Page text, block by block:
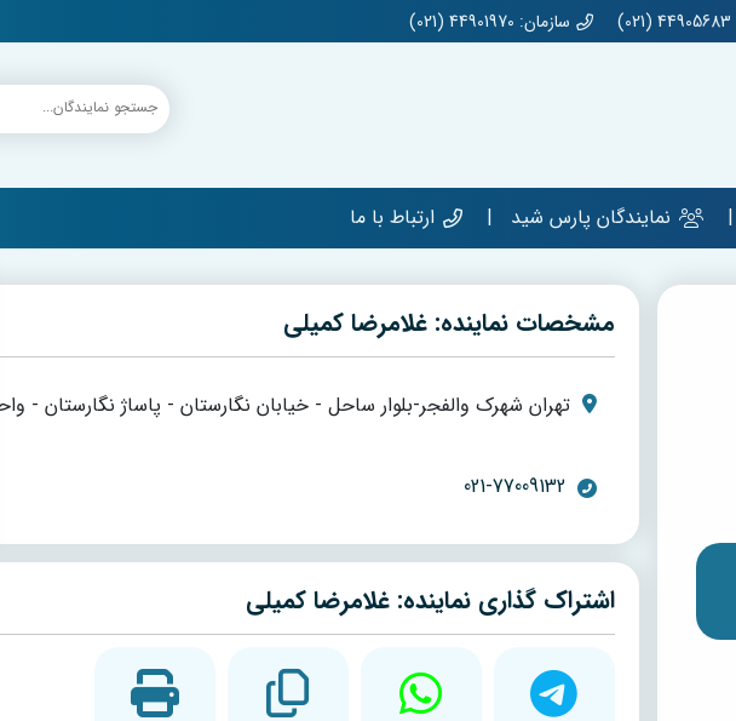
سازمان: 44901970 (021)
نمایندگان پارس شید ارتباط با ما
مشخصات نماینده: غلامرضا کمیلی
تهران شهرک والفجر-بلوار ساحل - خیابان نگارستان - پاساژ نگارستان - واحد
021-77009132
اشتراک گذاری نماینده: غلامرضا کمیلی